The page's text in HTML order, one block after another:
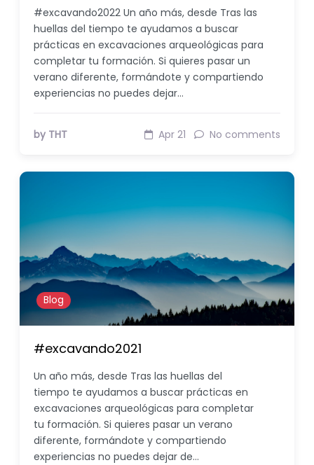
#excavando2022 Un año más, desde Tras las
huellas del tiempo te ayudamos a buscar
prácticas en excavaciones arqueológicas para
completar tu formación. Si quieres pasar un
verano diferente, formándote y compartiendo
experiencias no puedes dejar…
by THT Apr 21 No comments
Blog
#excavando2021
Un año más, desde Tras las huellas del
tiempo te ayudamos a buscar prácticas en
excavaciones arqueológicas para completar
tu formación. Si quieres pasar un verano
diferente, formándote y compartiendo
experiencias no puedes dejar de…